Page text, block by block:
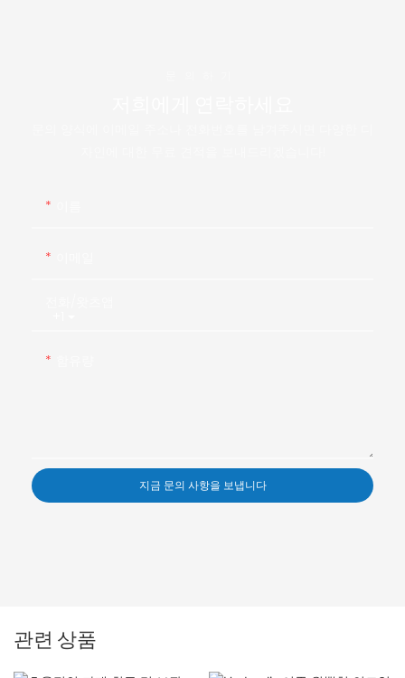
지금 문의 사항을 보냅니다
관련 상품